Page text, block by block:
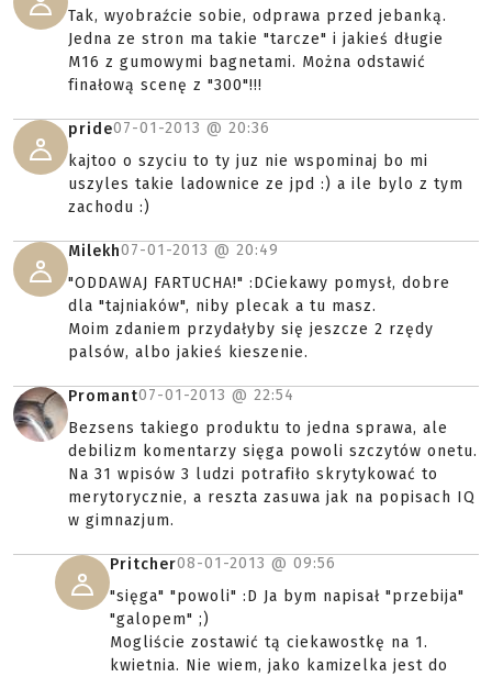
Tak, wyobraźcie sobie, odprawa przed jebanką.
Jedna ze stron ma takie "tarcze" i jakieś długie
M16 z gumowymi bagnetami. Można odstawić
finałową scenę z "300"!!!
pride07-01-2013 @ 20:36
kajtoo o szyciu to ty juz nie wspominaj bo mi
uszyles takie ladownice ze jpd :) a ile bylo z tym
zachodu :)
Milekh07-01-2013 @ 20:49
"ODDAWAJ FARTUCHA!" :DCiekawy pomysł, dobre
dla "tajniaków", niby plecak a tu masz.
Moim zdaniem przydałyby się jeszcze 2 rzędy
palsów, albo jakieś kieszenie.
Promant07-01-2013 @ 22:54
Bezsens takiego produktu to jedna sprawa, ale
debilizm komentarzy sięga powoli szczytów onetu.
Na 31 wpisów 3 ludzi potrafiło skrytykować to
merytorycznie, a reszta zasuwa jak na popisach IQ
w gimnazjum.
Pritcher08-01-2013 @ 09:56
"sięga" "powoli" :D Ja bym napisał "przebija"
"galopem" ;)
Mogliście zostawić tą ciekawostkę na 1.
kwietnia. Nie wiem, jako kamizelka jest do